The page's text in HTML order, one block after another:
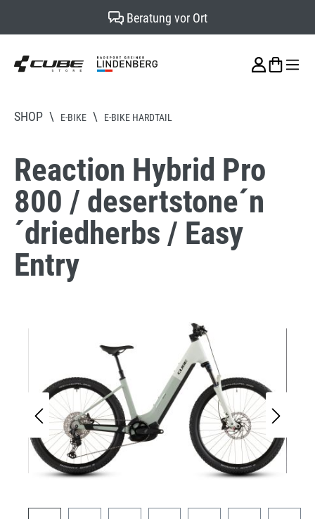
Beratung vor Ort
SHOP \ E-BIKE \ E-BIKE HARDTAIL
Reaction Hybrid Pro
800 / desertstone´n
´driedherbs / Easy
Entry
Bildergalerie überspringen